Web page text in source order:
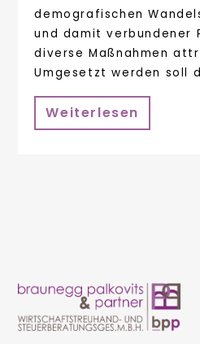
demografischen
und damit verbundener
diverse Maßnahmen
Umgesetzt werden soll
Weiterlesen